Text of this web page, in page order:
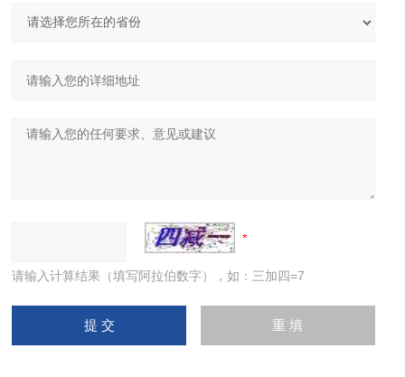
请输入计算结果（填写阿拉伯数字），如：三加四=7